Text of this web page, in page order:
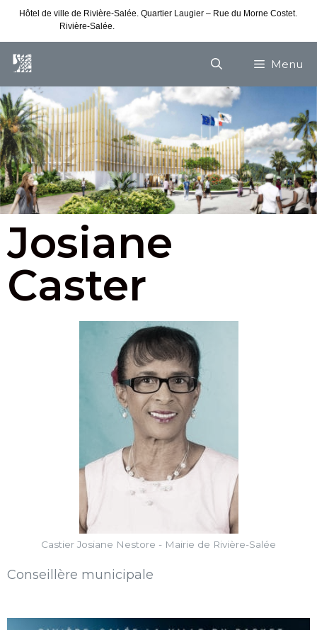
Hôtel de ville de Rivière-Salée. Quartier Laugier – Rue du Morne Costet.
Rivière-Salée.
Menu
Josiane
Caster
Castier Josiane Nestore - Mairie de Rivière-Salée
Conseillère municipale